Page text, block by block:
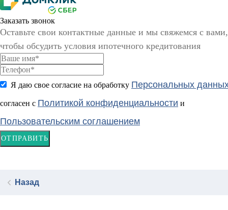
Заказать звонок
Оставьте свои контактные данные и мы свяжемся с вами,
чтобы обсудить условия ипотечного кредитования
Я даю свое согласие на обработку Персональных
согласен с Политикой конфиденциальности и
Пользовательским соглашением
ОТПРАВИТЬ
Назад